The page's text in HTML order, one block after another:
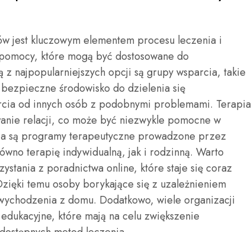
jest kluczowym elementem procesu leczenia i
które mogą być dostosowane do
z najpopularniejszych opcji są grupy wsparcia, takie
środowisko do dzielenia się
od innych osób z podobnymi problemami. Terapia
relacji, co może być niezwykle pomocne w
są programy terapeutyczne prowadzone przez
terapię indywidualną, jak i rodzinną. Warto
z poradnictwa online, które staje się coraz
temu osoby borykające się z uzależnieniem
z domu. Dodatkowo, wiele organizacji
które mają na celu zwiększenie